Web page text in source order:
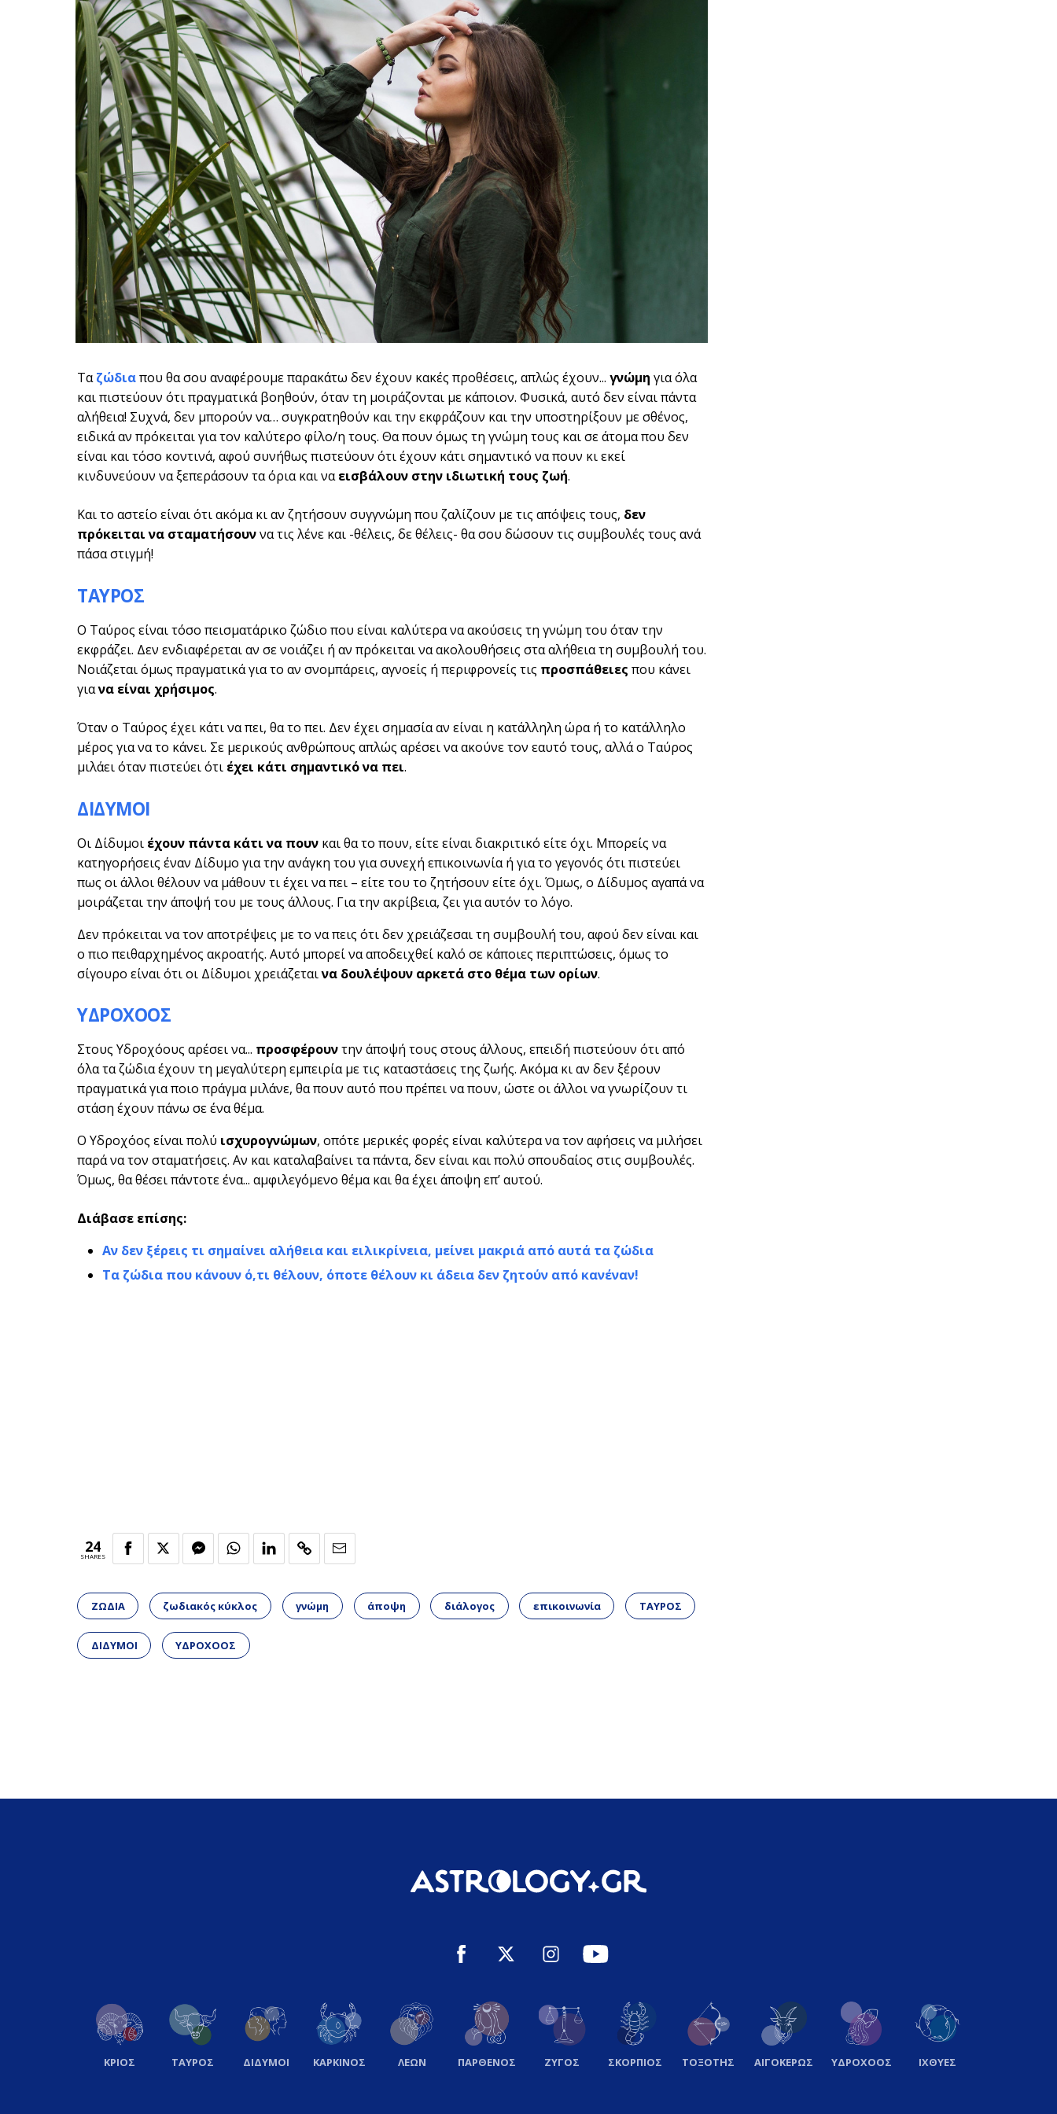
Ταζώδιαπου θα σου αναφέρουμε παρακάτω δεν έχουν κακές προθέσεις, απλώς έχουν... γνώμη για όλα
και πιστεύουν ότι πραγματικά βοηθούν, όταν τη μοιράζονται με κάποιον. Φυσικά, αυτό δεν είναι πάντα
αλήθεια! Συχνά, δεν μπορούν να… συγκρατηθούν και την εκφράζουν και την υποστηρίξουν με σθένος,
ειδικά αν πρόκειται για τον καλύτερο φίλο/η τους. Θα πουν όμως τη γνώμη τους και σε άτομα που δεν
είναι και τόσο κοντινά, αφού συνήθως πιστεύουν ότι έχουν κάτι σημαντικό να πουν κι εκεί
κινδυνεύουν να ξεπεράσουν τα όρια και ναεισβάλουν στην ιδιωτική τους ζωή.
Και το αστείο είναι ότι ακόμα κι αν ζητήσουν συγγνώμη που ζαλίζουν με τις απόψεις τους, δεν
πρόκειται να σταματήσουννα τις λένε και -θέλεις, δε θέλεις- θα σου δώσουν τις συμβουλές τους ανά
πάσα στιγμή!
ΤΑΥΡΟΣ
Ο Ταύρος είναι τόσο πεισματάρικο ζώδιο που είναι καλύτερα να ακούσεις τη γνώμη του όταν την
εκφράζει. Δεν ενδιαφέρεται αν σε νοιάζει ή αν πρόκειται να ακολουθήσεις στα αλήθεια τη συμβουλή του.
Νοιάζεται όμως πραγματικά για το αν σνομπάρεις, αγνοείς ή περιφρονείς τις προσπάθειες που κάνει
γιανα είναι χρήσιμος.
Όταν ο Ταύρος έχει κάτι να πει, θα το πει. Δεν έχει σημασία αν είναι η κατάλληλη ώρα ή το κατάλληλο
μέρος για να το κάνει. Σε μερικούς ανθρώπους απλώς αρέσει να ακούνε τον εαυτό τους, αλλά ο Ταύρος
μιλάει όταν πιστεύει ότι έχει κάτι σημαντικό να πει.
ΔΙΔΥΜΟΙ
Οι Δίδυμοι έχουν πάντα κάτι να πουν και θα το πουν, είτε είναι διακριτικό είτε όχι. Μπορείς να
κατηγορήσεις έναν Δίδυμο για την ανάγκη του για συνεχή επικοινωνία ή για το γεγονός ότι πιστεύει
πως οι άλλοι θέλουν να μάθουν τι έχει να πει – είτε του το ζητήσουν είτε όχι. Όμως, ο Δίδυμος αγαπά να
μοιράζεται την άποψή του με τους άλλους. Για την ακρίβεια, ζει για αυτόν το λόγο.
Δεν πρόκειται να τον αποτρέψεις με το να πεις ότι δεν χρειάζεσαι τη συμβουλή του, αφού δεν είναι και
ο πιο πειθαρχημένος ακροατής. Αυτό μπορεί να αποδειχθεί καλό σε κάποιες περιπτώσεις, όμως το
σίγουρο είναι ότι οι Δίδυμοι χρειάζεταινα δουλέψουν αρκετά στο θέμα των ορίων.
ΥΔΡΟΧΟΟΣ
Στους Υδροχόους αρέσει να... προσφέρουντην άποψή τους στους άλλους, επειδή πιστεύουν ότι από
όλα τα ζώδια έχουν τη μεγαλύτερη εμπειρία με τις καταστάσεις της ζωής. Ακόμα κι αν δεν ξέρουν
πραγματικά για ποιο πράγμα μιλάνε, θα πουν αυτό που πρέπει να πουν, ώστε οι άλλοι να γνωρίζουν τι
στάση έχουν πάνω σε ένα θέμα.
Ο Υδροχόος είναι πολύ ισχυρογνώμων, οπότε μερικές φορές είναι καλύτερα να τον αφήσεις να μιλήσει
παρά να τον σταματήσεις. Αν και καταλαβαίνει τα πάντα, δεν είναι και πολύ σπουδαίος στις συμβουλές.
Όμως, θα θέσει πάντοτε ένα... αμφιλεγόμενο θέμα και θα έχει άποψη επ’ αυτού.
Διάβασε επίσης:
Αν δεν ξέρεις τι σημαίνει αλήθεια και ειλικρίνεια, μείνει μακριά από αυτά τα ζώδια
Τα ζώδια που κάνουν ό,τι θέλουν, όποτε θέλουν κι άδεια δεν ζητούν από κανέναν!
24
SHARES
ΖΩΔΙΑ ζωδιακός κύκλος γνώμη άποψη διάλογος επικοινωνία ΤΑΥΡΟΣ
ΔΙΔΥΜΟΙ ΥΔΡΟΧΟΟΣ
ΚΡΙΟΣ ΤΑΥΡΟΣ ΔΙΔΥΜΟΙ ΚΑΡΚΙΝΟΣ ΛΕΩΝ ΠΑΡΘΕΝΟΣ ΖΥΓΟΣ ΣΚΟΡΠΙΟΣ ΤΟΞΟΤΗΣ ΑΙΓΟΚΕΡΩΣ ΥΔΡΟΧΟΟΣ ΙΧΘΥΕΣ